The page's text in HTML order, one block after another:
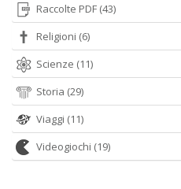
Raccolte PDF (43)
Religioni (6)
Scienze (11)
Storia (29)
Viaggi (11)
Videogiochi (19)